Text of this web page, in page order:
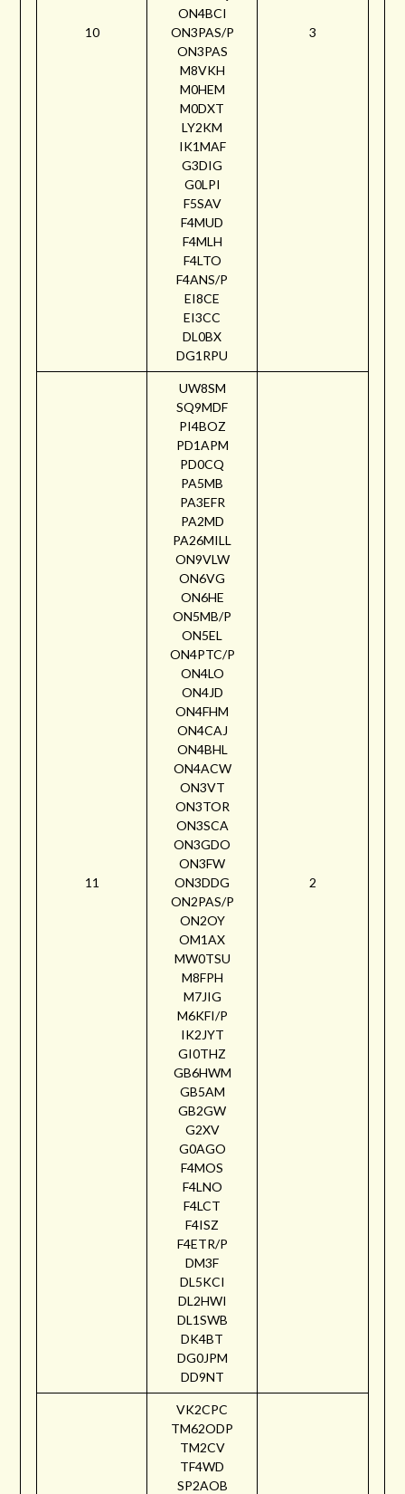
10
ON4BCI
ON3PAS/P
ON3PAS
M8VKH
M0HEM
M0DXT
LY2KM
IK1MAF
G3DIG
G0LPI
F5SAV
F4MUD
F4MLH
F4LTO
F4ANS/P
EI8CE
EI3CC
DL0BX
DG1RPU
3
11
UW8SM
SQ9MDF
PI4BOZ
PD1APM
PD0CQ
PA5MB
PA3EFR
PA2MD
PA26MILL
ON9VLW
ON6VG
ON6HE
ON5MB/P
ON5EL
ON4PTC/P
ON4LO
ON4JD
ON4FHM
ON4CAJ
ON4BHL
ON4ACW
ON3VT
ON3TOR
ON3SCA
ON3GDO
ON3FW
ON3DDG
ON2PAS/P
ON2OY
OM1AX
MW0TSU
M8FPH
M7JIG
M6KFI/P
IK2JYT
GI0THZ
GB6HWM
GB5AM
GB2GW
G2XV
G0AGO
F4MOS
F4LNO
F4LCT
F4ISZ
F4ETR/P
DM3F
DL5KCI
DL2HWI
DL1SWB
DK4BT
DG0JPM
DD9NT
2
VK2CPC
TM62ODP
TM2CV
TF4WD
SP2AOB